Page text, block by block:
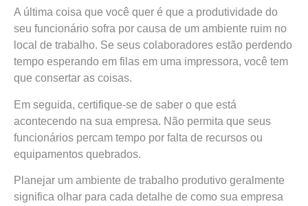
A última coisa que você quer é que a produtividade do
seu funcionário sofra por causa de um ambiente ruim no
local de trabalho. Se seus colaboradores estão perdendo
tempo esperando em filas em uma impressora, você tem
que consertar as coisas.
Em seguida, certifique-se de saber o que está
acontecendo na sua empresa. Não permita que seus
funcionários percam tempo por falta de recursos ou
equipamentos quebrados.
Planejar um ambiente de trabalho produtivo geralmente
significa olhar para cada detalhe de como sua empresa